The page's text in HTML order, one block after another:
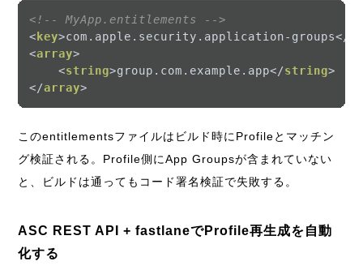
<!-- MyApp.entitlements -->
< key>com.apple.security.application-groups</
<array>
<string>group.com.example.app</string>
</array>
このentitlementsファイルはビルド時にProfileとマッチン
グ検証される。Profile側にApp Groupsが含まれていない
と、ビルドは通ってもコード署名検証で失敗する。
ASC REST API + fastlaneでProfile再生成を自動
化する